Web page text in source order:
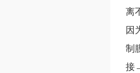
离
因
制
接